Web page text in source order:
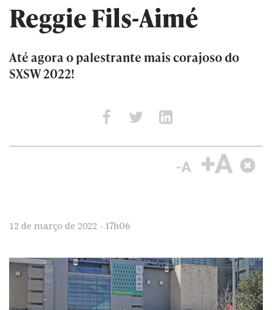
Reggie Fils-Aimé
Até agora o palestrante mais corajoso do
SXSW 2022!
12 de março de 2022 - 17h06